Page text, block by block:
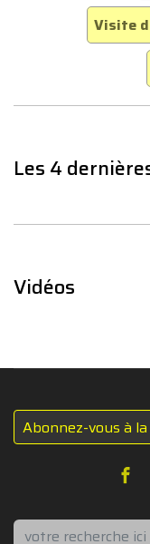
Visite
Les 4
Vidéos
Abonnez-vous à
Rechercher